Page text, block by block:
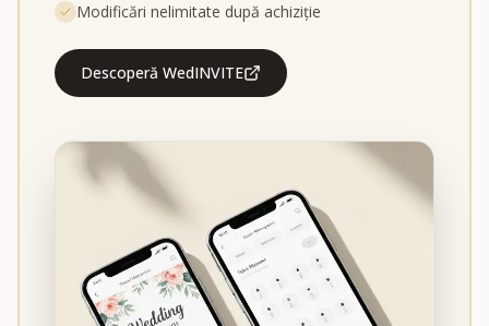
Modificări nelimitate după achiziție
Descoperă WedINVITE